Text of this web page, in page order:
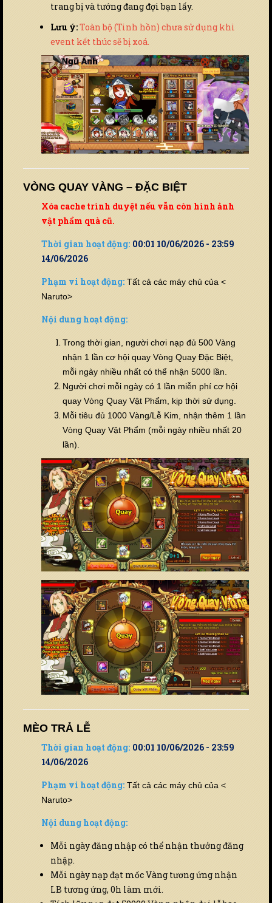
trang bị và tướng đang đợi bạn lấy.
Lưu ý:Toàn bộ (Tinh hồn) chưa sử dụng khi
event kết thúc sẽ bị xoá.
VÒNG QUAY VÀNG – ĐẶC BIỆT
Xóa cache trình duyệt nếu vẫn còn hình ảnh
vật phẩm quà cũ.
Thời gian hoạt động: 00:01 10/06/2026 - 23:59
14/06/2026
Phạm vi hoạt động: Tất cả các máy chủ của <
Naruto>
Nội dung hoạt động:
Trong thời gian, người chơi nạp đủ 500 Vàng
nhận 1 lần cơ hội quay Vòng Quay Đặc Biệt,
mỗi ngày nhiều nhất có thể nhận 5000 lần.
Người chơi mỗi ngày có 1 lần miễn phí cơ hội
quay Vòng Quay Vật Phẩm, kịp thời sử dụng.
Mỗi tiêu đủ 1000 Vàng/Lễ Kim, nhận thêm 1 lần
Vòng Quay Vật Phẩm (mỗi ngày nhiều nhất 20
lần).
MÈO TRẢ LỄ
Thời gian hoạt động: 00:01 10/06/2026 - 23:59
14/06/2026
Phạm vi hoạt động: Tất cả các máy chủ của <
Naruto>
Nội dung hoạt động:
Mỗi ngày đăng nhập có thể nhận thưởng đăng
nhập.
Mỗi ngày nạp đạt mốc Vàng tương ứng nhận
LB tương ứng, 0h làm mới.